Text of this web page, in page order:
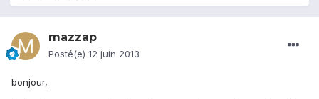
mazzap
Posté(e) 12 juin 2013
bonjour,